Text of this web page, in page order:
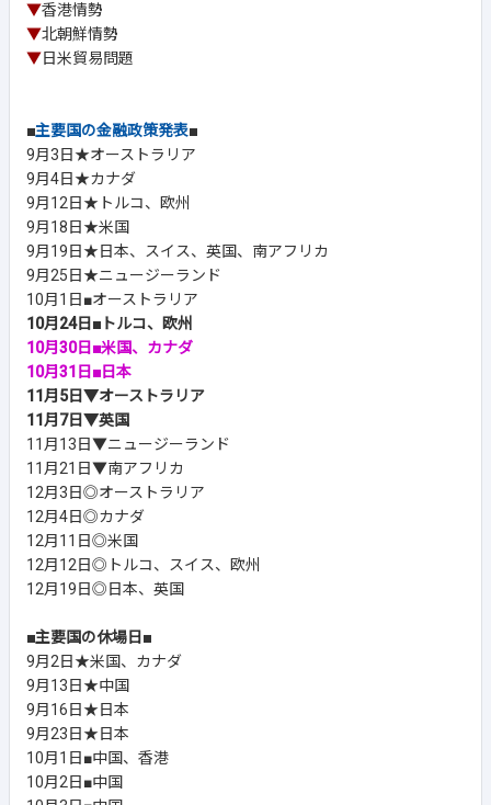
▼香港情勢
▼北朝鮮情勢
▼日米貿易問題
■主要国の金融政策発表■
9月3日★オーストラリア
9月4日★カナダ
9月12日★トルコ、欧州
9月18日★米国
9月19日★日本、スイス、英国、南アフリカ
9月25日★ニュージーランド
10月1日■オーストラリア
10月24日■トルコ、欧州
10月30日■米国、カナダ
10月31日■日本
11月5日▼オーストラリア
11月7日▼英国
11月13日▼ニュージーランド
11月21日▼南アフリカ
12月3日◎オーストラリア
12月4日◎カナダ
12月11日◎米国
12月12日◎トルコ、スイス、欧州
12月19日◎日本、英国
■主要国の休場日■
9月2日★米国、カナダ
9月13日★中国
9月16日★日本
9月23日★日本
10月1日■中国、香港
10月2日■中国